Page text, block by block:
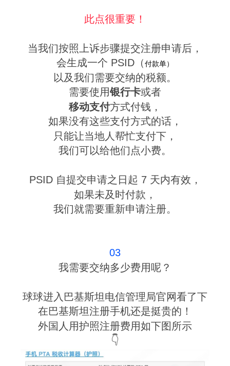
此点很重要！
当我们按照上诉步骤提交注册申请后，
会生成一个 PSID（付款单）
以及我们需要交纳的税额。
需要使用银行卡或者
移动支付方式付钱，
如果没有这些支付方式的话，
只能让当地人帮忙支付下，
我们可以给他们点小费。
PSID 自提交申请之日起 7 天内有效，
如果未及时付款，
我们就需要重新申请注册。
03
我需要交纳多少费用呢？
球球进入巴基斯坦电信管理局官网看了下
在巴基斯坦注册手机还是挺贵的！
外国人用护照注册费用如下图所示
👇